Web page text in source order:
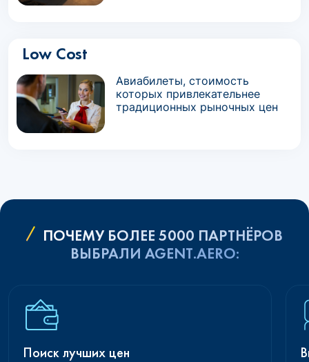
Low Cost
Авиабилеты, стоимость
которых привлекательнее
традиционных рыночных цен
ПОЧЕМУ БОЛЕЕ 5000 ПАРТНЁРОВ
ВЫБРАЛИ AGENT.AERO:
Поиск лучших цен